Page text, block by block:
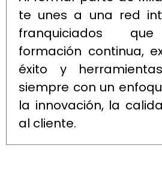
te unes a una red
franquiciados
formación continua,
éxito y
siempre con un
la innovación, la
al cliente.